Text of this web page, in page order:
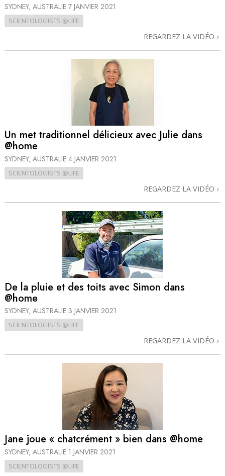
SYDNEY, AUSTRALIE 7 JANVIER 2021
SCIENTOLOGISTS @LIFE
REGARDEZ LA VIDÉO
Un met traditionnel délicieux avec Julie dans
@home
SYDNEY, AUSTRALIE 4 JANVIER 2021
SCIENTOLOGISTS @LIFE
REGARDEZ LA VIDÉO
De la pluie et des toits avec Simon dans
@home
SYDNEY, AUSTRALIE 3 JANVIER 2021
SCIENTOLOGISTS @LIFE
REGARDEZ LA VIDÉO
Jane joue « chatcrément » bien dans @home
SYDNEY, AUSTRALIE 1 JANVIER 2021
SCIENTOLOGISTS @LIFE